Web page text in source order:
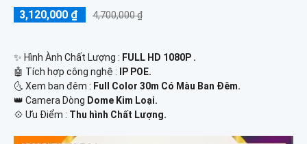
3,120,000 ₫ 4,700,000 ₫
✨ Hình Ành Chất Lượng : FULL HD 1080P .
🤖️ Tích hợp công nghệ :
IP POE.
🌜 Xem ban đêm : Full Color 30m Có Màu Ban Đêm.
👑 Camera Dòng Dome Kim Loại.
️💠 Ưu Điểm : Thu hình Chất Lượng.